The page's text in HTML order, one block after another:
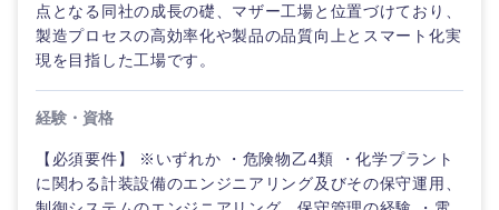
点となる同社の成長の礎、マザー工場と位置づけており、
製造プロセスの高効率化や製品の品質向上とスマート化実
現を目指した工場です。
経験・資格
【必須要件】 ※いずれか ・危険物乙4類 ・化学プラント
に関わる計装設備のエンジニアリング及びその保守運用、